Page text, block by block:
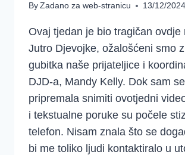
ByZadano za web-stranicu 13/12/2024
Ovaj tjedan je bio tragičan ovdje
Jutro Djevojke, ožalošćeni smo
gubitka naše prijateljice i
DJD-a, Mandy Kelly. Dok sam se
pripremala snimiti ovotjedni
i tekstualne poruke su počele
telefon. Nisam znala što se
bi me toliko ljudi kontaktiralo u